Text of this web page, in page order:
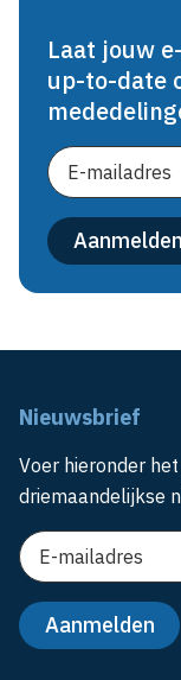
Laat jouw
up-to-date
Nieuwsbrief
Voer hieronder
driemaandelijkse